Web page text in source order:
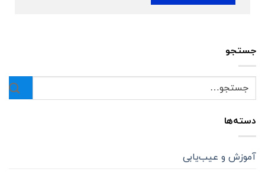
جستجو
دسته‌ها
آموزش و عیب‌یابی